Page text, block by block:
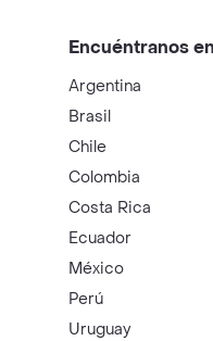
Encuéntranos
Argentina
Brasil
Chile
Colombia
Costa Rica
Ecuador
México
Perú
Uruguay